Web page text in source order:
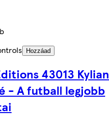
Hozzáad
43013 Kylian
- A futball legjobb